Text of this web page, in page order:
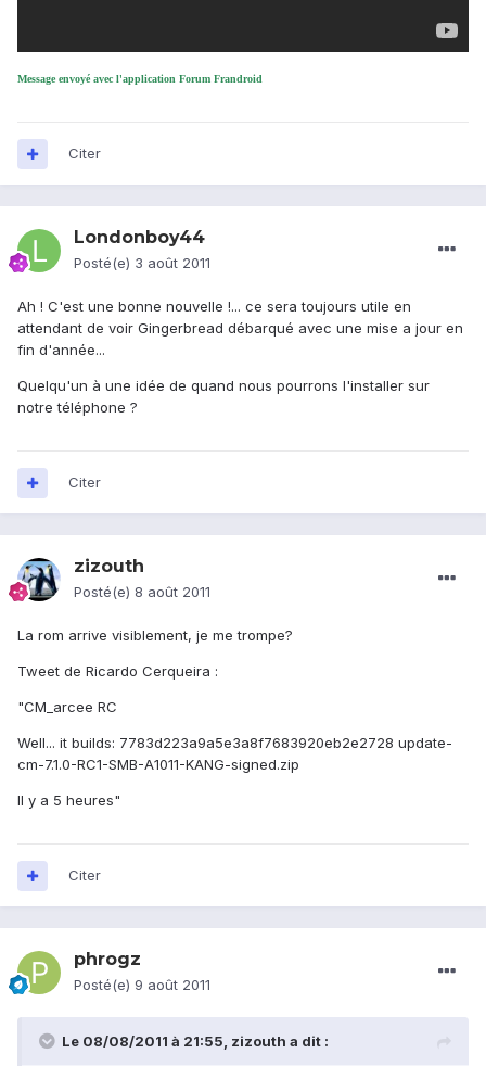
Message envoyé avec l'application Forum Frandroid
Citer
Londonboy44
Posté(e) 3 août 2011
Ah ! C'est une bonne nouvelle !... ce sera toujours utile en
attendant de voir Gingerbread débarqué avec une mise a jour en
fin d'année...
Quelqu'un à une idée de quand nous pourrons l'installer sur
notre téléphone ?
Citer
zizouth
Posté(e) 8 août 2011
La rom arrive visiblement, je me trompe?
Tweet de Ricardo Cerqueira :
"CM_arcee RC
Well... it builds: 7783d223a9a5e3a8f7683920eb2e2728 update-
cm-7.1.0-RC1-SMB-A1011-KANG-signed.zip
Il y a 5 heures"
Citer
phrogz
Posté(e) 9 août 2011
Le 08/08/2011 à 21:55, zizouth a dit :